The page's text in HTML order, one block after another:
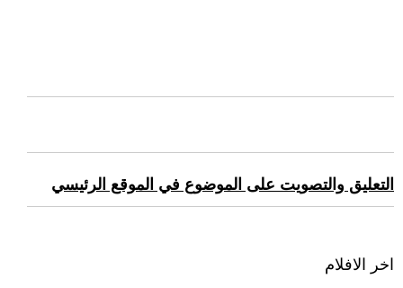
التعليق والتصويت على الموضوع في الموقع الرئيسي
اخر الافلام